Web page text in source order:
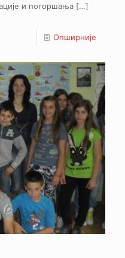
и погоршања […]
Опширније